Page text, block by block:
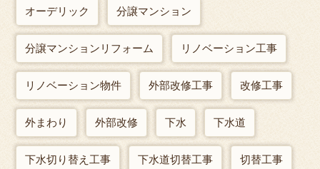
オーデリック 分譲マンション
分譲マンションリフォーム リノベーション工事
リノベーション物件 外部改修工事 改修工事
外まわり 外部改修 下水 下水道
下水切り替え工事 下水道切替工事 切替工事